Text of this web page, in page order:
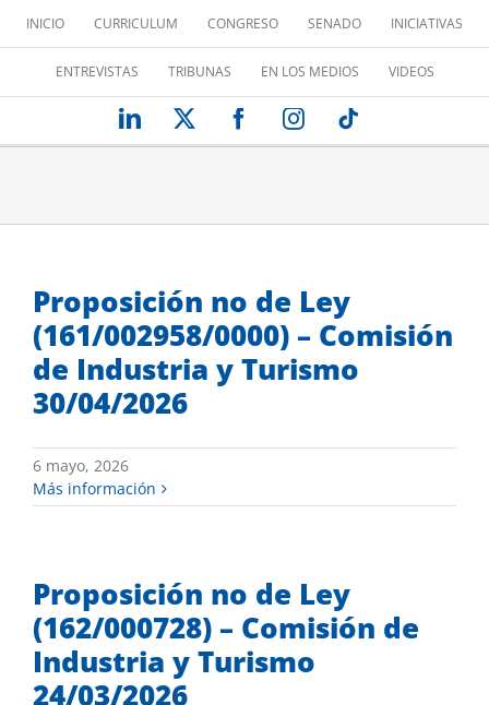
contenido
INICIO CURRICULUM CONGRESO SENADO INICIATIVAS
ENTREVISTAS TRIBUNAS EN LOS MEDIOS VIDEOS
LinkedIn FacebookInstagram
Proposición no de Ley
(161/002958/0000) – Comisión
de Industria y Turismo
30/04/2026
6 mayo, 2026
Más información
Proposición no de Ley
(162/000728) – Comisión de
Industria y Turismo
24/03/2026